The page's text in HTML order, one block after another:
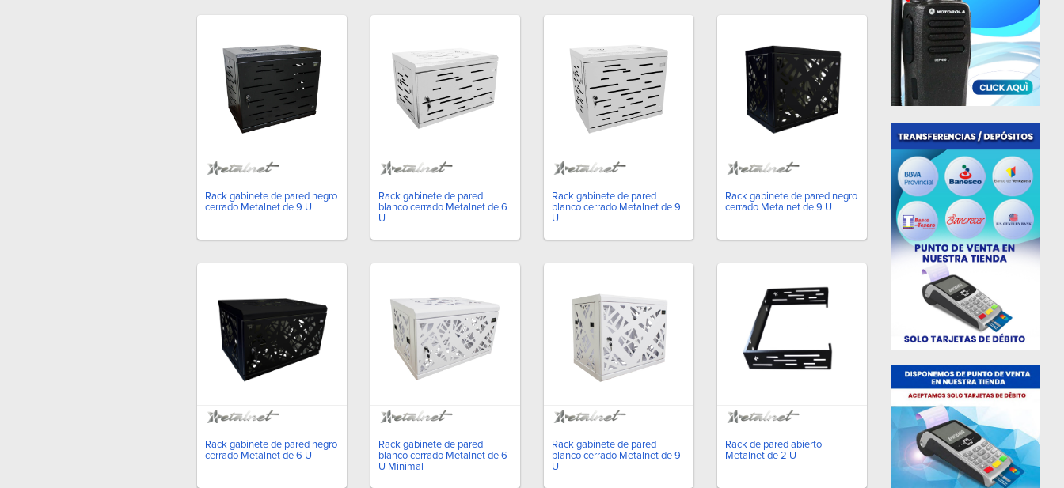
Rack gabinete de pared negro
cerrado Metalnet de 9 U
Rack gabinete de pared
blanco cerrado Metalnet de 6
U
Rack gabinete de pared
blanco cerrado Metalnet de 9
U
Rack gabinete de pared negro
cerrado Metalnet de 9 U
Rack gabinete de pared negro
cerrado Metalnet de 6 U
Rack gabinete de pared
blanco cerrado Metalnet de 6
U Minimal
Rack gabinete de pared
blanco cerrado Metalnet de 9
U
Rack de pared abierto
Metalnet de 2 U